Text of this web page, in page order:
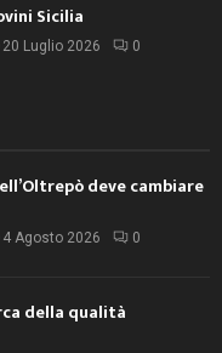
Sicilia
20 Luglio 2026 0
deve cambiare
4 Agosto 2026 0
della qualità